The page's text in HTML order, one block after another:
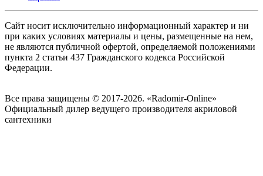
Сайт носит исключительно информационный характер и ни
при каких условиях материалы и цены, размещенные на нем,
не являются публичной офертой, определяемой положениями
пункта 2 статьи 437 Гражданского кодекса Российской
Федерации.
Все права защищены © 2017-2026. «Radomir-Online»
Официальный дилер ведущего производителя акриловой
сантехники